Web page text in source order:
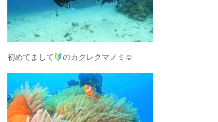
初めてまして のカクレクマノミ☺︎